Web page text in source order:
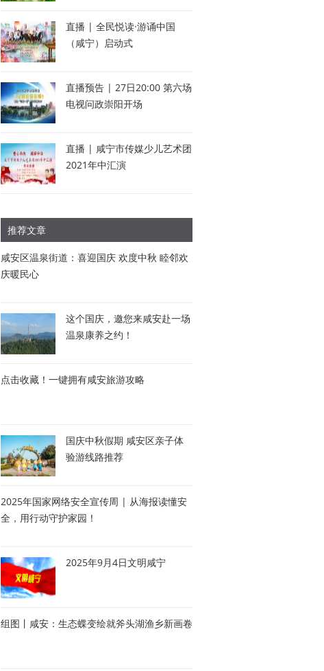
直播 | 全民悦读·游诵中国
（咸宁）启动式
直播预告 | 27日20:00 第六场
电视问政崇阳开场
直播 | 咸宁市传媒少儿艺术团
2021年中汇演
推荐文章
咸安区温泉街道：喜迎国庆 欢度中秋 睦邻欢
庆暖民心
这个国庆，邀您来咸安赴一场
温泉康养之约！
点击收藏！一键拥有咸安旅游攻略
国庆中秋假期 咸安区亲子体
验游线路推荐
2025年国家网络安全宣传周 | 从海报读懂安
全，用行动守护家园！
2025年9月4日文明咸宁
组图丨咸安：生态蝶变绘就斧头湖渔乡新画卷